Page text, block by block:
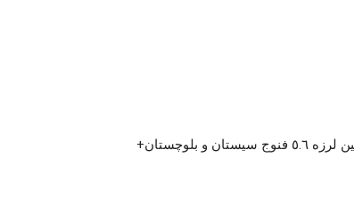
جزئیات زمين لرزه ٥.٦ فنوج سيستان و بلوچستان+